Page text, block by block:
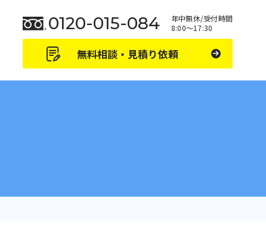
0120-015-084
年中無休/受付時間
8:00～17:30
無料相談・見積り依頼